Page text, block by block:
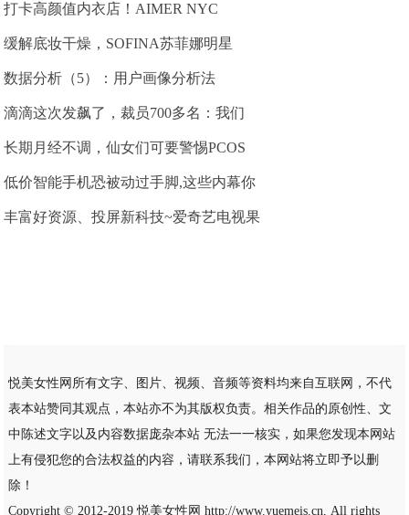
打卡高颜值内衣店！AIMER NYC
缓解底妆干燥，SOFINA苏菲娜明星
数据分析（5）：用户画像分析法
滴滴这次发飙了，裁员700多名：我们
长期月经不调，仙女们可要警惕PCOS
低价智能手机恐被动过手脚,这些内幕你
丰富好资源、投屏新科技~爱奇艺电视果
悦美女性网所有文字、图片、视频、音频等资料均来自互联网，不代
表本站赞同其观点，本站亦不为其版权负责。相关作品的原创性、文
中陈述文字以及内容数据庞杂本站 无法一一核实，如果您发现本网站
上有侵犯您的合法权益的内容，请联系我们，本网站将立即予以删
除！
Copyright © 2012-2019悦美女性网 http://www.yuemeis.cn, All rights